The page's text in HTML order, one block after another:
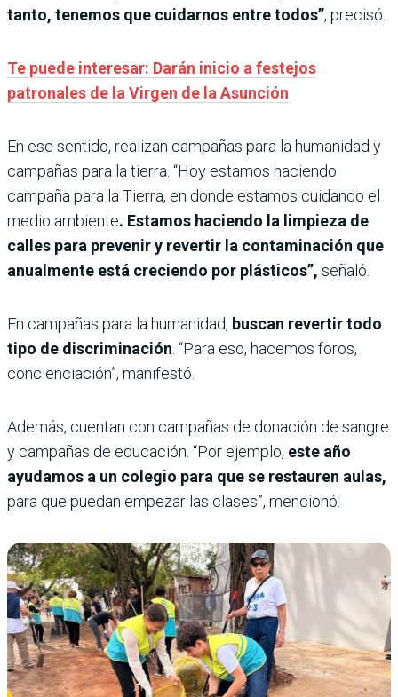
tanto, tenemos que cuidarnos entre todos”, precisó.
Te puede interesar: Darán inicio a festejos
patronales de la Virgen de la Asunción
En ese sentido, realizan campañas para la humanidad y
campañas para la tierra. “Hoy estamos haciendo
campaña para la Tierra, en donde estamos cuidando el
medio ambiente. Estamos haciendo la limpieza de
calles para prevenir y revertir la contaminación que
anualmente está creciendo por plásticos”, señaló.
En campañas para la humanidad, buscan revertir todo
tipo de discriminación . “Para eso, hacemos foros,
concienciación”, manifestó.
Además, cuentan con campañas de donación de sangre
y campañas de educación. “Por ejemplo, este año
ayudamos a un colegio para que se restauren aulas,
para que puedan empezar las clases”, mencionó.